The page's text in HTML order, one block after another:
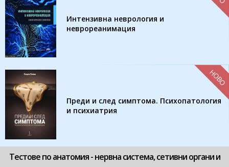
Интензивна неврология и
неврореанимация
Преди и след симптома. Психопатология
и психиатрия
НОВО
Тестове по анатомия - нервна система, сетивни органи и